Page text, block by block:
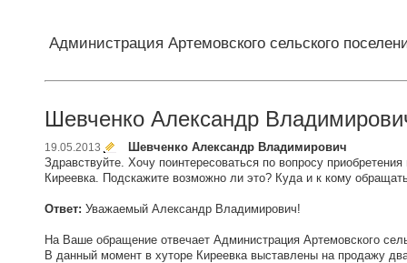
Администрация Артемовского сельского
Шевченко Александр
19.05.2013
Шевченко Александр Владимирович
Здравствуйте. Хочу поинтересоваться по вопросу
Киреевка. Подскажите возможно ли это? Куда и к кому
Ответ: Уважаемый Александр Владимирович!
На Ваше обращение отвечает Администрация Артемовского
В данный момент в хуторе Киреевка выставлены на продажу